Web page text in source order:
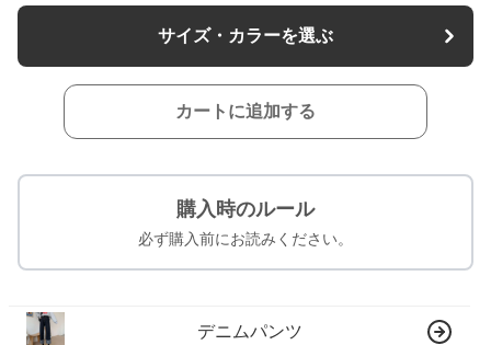
サイズ・カラーを選ぶ
カートに追加する
購入時のルール
必ず購入前にお読みください。
デニムパンツ